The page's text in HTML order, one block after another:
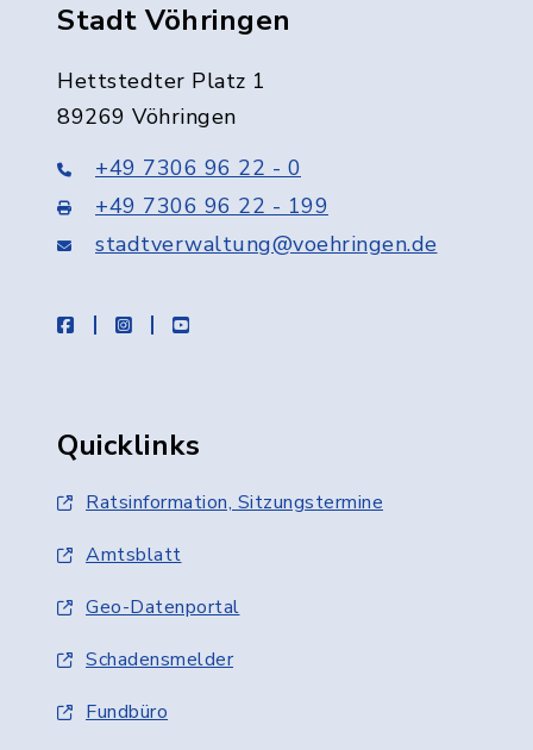
Stadt Vöhringen
Hettstedter Platz 1
89269 Vöhringen
+49 7306 96 22 - 0
+49 7306 96 22 - 199
stadtverwaltung@voehringen.de
facebookinstagramyoutube
Quicklinks
Ratsinformation, Sitzungstermine
Amtsblatt
Geo-Datenportal
Schadensmelder
Fundbüro